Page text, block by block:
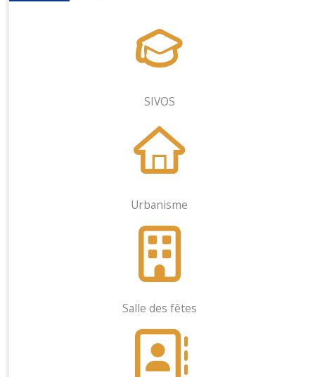
SIVOS
Urbanisme
Salle des fêtes